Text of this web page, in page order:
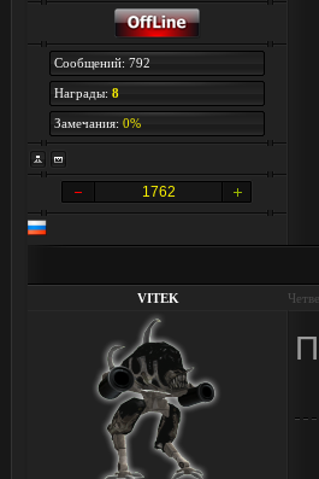
Сообщений: 792
Награды: 8
Замечания: 0%
1762
VITEK